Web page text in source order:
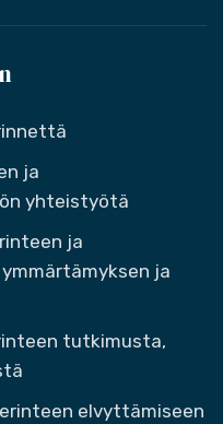
ja
yhteistyötä
ja
ja
tutkimusta,
elvyttämiseen